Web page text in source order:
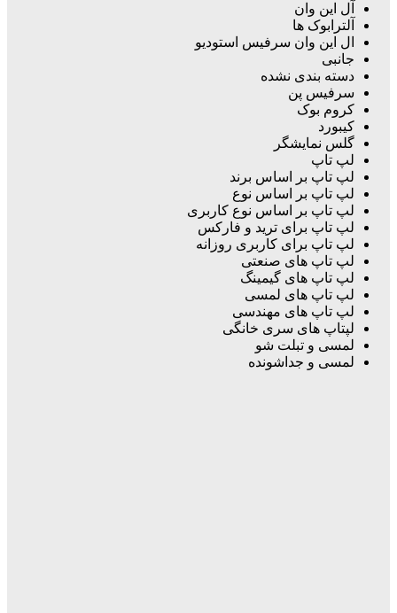
آل این وان
آلترابوک ها
ال این وان سرفیس استودیو
جانبی
دسته بندی نشده
سرفیس پن
کروم بوک
کیبورد
گلس نمایشگر
لپ تاپ
لپ تاپ بر اساس برند
لپ تاپ بر اساس نوع
لپ تاپ بر اساس نوع کاربری
لپ تاپ برای ترید و فارکس
لپ تاپ برای کاربری روزانه
لپ تاپ های صنعتی
لپ تاپ های گیمینگ
لپ تاپ های لمسی
لپ تاپ های مهندسی
لپتاپ های سری خانگی
لمسی و تبلت شو
لمسی و جداشونده